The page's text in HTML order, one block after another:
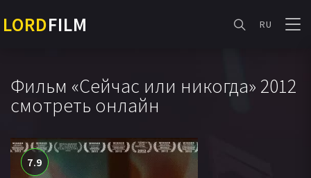
LORDFILM RU
Фильм «Сейчас или никогда» 2012
смотреть онлайн
7.9